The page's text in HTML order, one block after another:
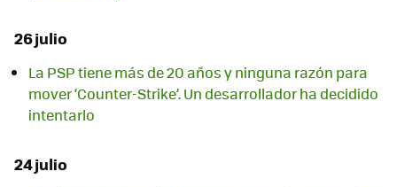
26 julio
La PSP tiene más de 20 años y ninguna razón para
mover ‘Counter-Strike’. Un desarrollador ha decidido
intentarlo
24 julio